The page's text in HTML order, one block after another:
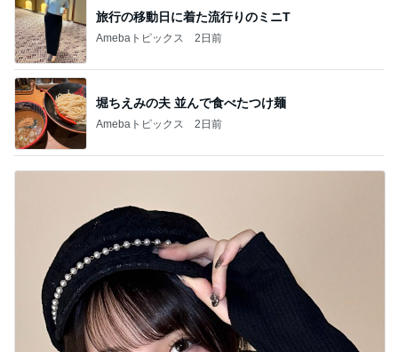
旅行の移動日に着た流行りのミニT
Amebaトピックス 2日前
堀ちえみの夫 並んで食べたつけ麺
Amebaトピックス 2日前